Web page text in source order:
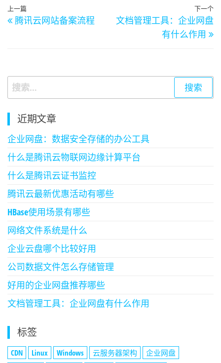
文
章
上
一
上一篇
腾讯云网站备案流程
下一个
文档管理工具：企业网盘
有什么作用
搜
索：
近期文章
企业网盘：数据安全存储的办公工具
什么是腾讯云物联网边缘计算平台
什么是腾讯云证书监控
腾讯云最新优惠活动有哪些
HBase使用场景有哪些
网络文件系统是什么
企业云盘哪个比较好用
公司数据文件怎么存储管理
好用的企业网盘推荐哪些
文档管理工具：企业网盘有什么作用
标签
CDN Linux Windows 云服务器架构
企业网盘